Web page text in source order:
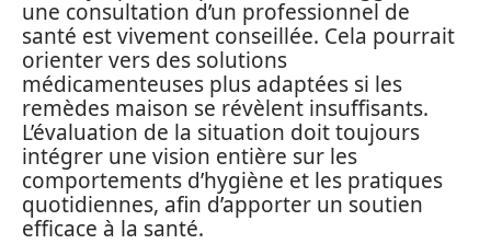
une consultation d’un professionnel de
santé est vivement conseillée. Cela pourrait
orienter vers des solutions
médicamenteuses plus adaptées si les
remèdes maison se révèlent insuffisants.
L’évaluation de la situation doit toujours
intégrer une vision entière sur les
comportements d’hygiène et les pratiques
quotidiennes, afin d’apporter un soutien
efficace à la santé.